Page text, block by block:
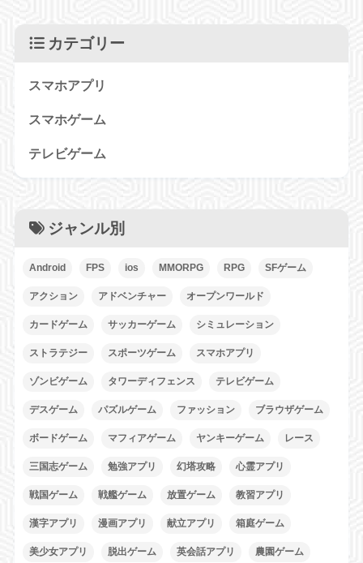
カテゴリー
スマホアプリ
スマホゲーム
テレビゲーム
ジャンル別
Android FPS ios MMORPG RPG SFゲーム
アクション アドベンチャー オープンワールド
カードゲーム サッカーゲーム シミュレーション
ストラテジー スポーツゲーム スマホアプリ
ゾンビゲーム タワーディフェンス テレビゲーム
デスゲーム パズルゲーム ファッション ブラウザゲーム
ボードゲーム マフィアゲーム ヤンキーゲーム レース
三国志ゲーム 勉強アプリ 幻塔攻略 心霊アプリ
戦国ゲーム 戦艦ゲーム 放置ゲーム 教習アプリ
漢字アプリ 漫画アプリ 献立アプリ 箱庭ゲーム
美少女アプリ 脱出ゲーム 英会話アプリ 農園ゲーム